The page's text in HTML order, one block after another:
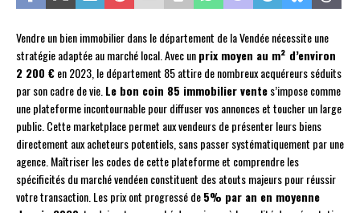
Vendre un bien immobilier dans le département de la Vendée nécessite une
stratégie adaptée au marché local. Avec unprix moyen au m² d’environ
2 200 €en 2023, le département 85 attire de nombreux acquéreurs séduits
par son cadre de vie. Le bon coin 85 immobilier ventes’impose comme
une plateforme incontournable pour diffuser vos annonces et toucher un large
public. Cette marketplace permet aux vendeurs de présenter leurs biens
directement aux acheteurs potentiels, sans passer systématiquement par une
agence. Maîtriser les codes de cette plateforme et comprendre les
spécificités du marché vendéen constituent des atouts majeurs pour réussir
votre transaction. Les prix ont progressé de5% par an en moyenne